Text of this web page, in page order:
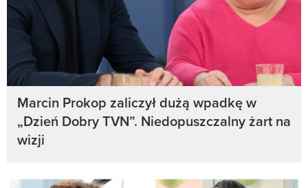
Marcin Prokop zaliczył dużą wpadkę w
„Dzień Dobry TVN”. Niedopuszczalny żart na
wizji